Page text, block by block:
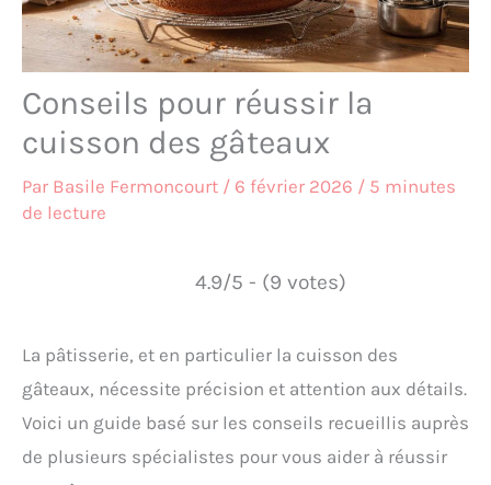
Conseils pour réussir la
cuisson des gâteaux
Par Basile Fermoncourt / 6 février 2026 / 5 minutes
de lecture
4.9/5 - (9 votes)
La pâtisserie, et en particulier la cuisson des
gâteaux, nécessite précision et attention aux détails.
Voici un guide basé sur les conseils recueillis auprès
de plusieurs spécialistes pour vous aider à réussir